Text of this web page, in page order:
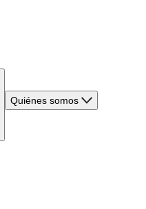
Quiénes somos